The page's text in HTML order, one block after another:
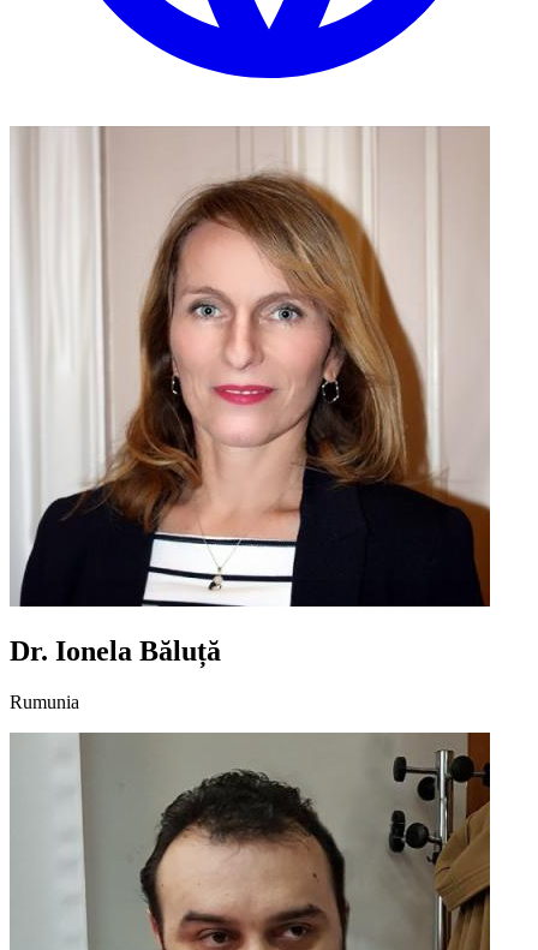
Dr. Ionela Băluță
Rumunia